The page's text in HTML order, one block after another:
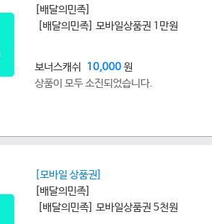
[배달의민족]
[배달의민족] 모바일상품권 1만원
보너스캐쉬 10,000원
상품이 모두 소진되었습니다.
[모바일 상품권]
[배달의민족]
[배달의민족] 모바일상품권 5천원